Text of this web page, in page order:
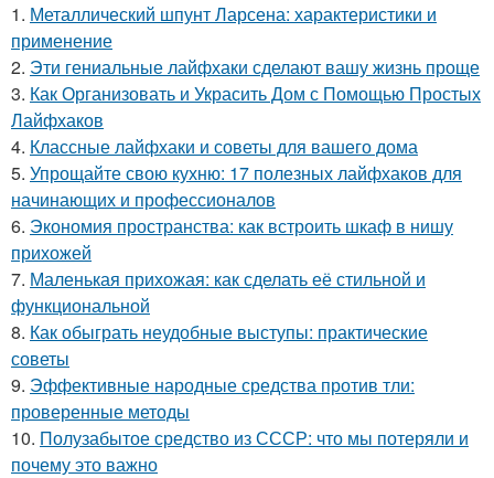
1. Металлический шпунт Ларсена: характеристики и
применение
2. Эти гениальные лайфхаки сделают вашу жизнь проще
3. Как Организовать и Украсить Дом с Помощью Простых
Лайфхаков
4. Классные лайфхаки и советы для вашего дома
5. Упрощайте свою кухню: 17 полезных лайфхаков для
начинающих и профессионалов
6. Экономия пространства: как встроить шкаф в нишу
прихожей
7. Маленькая прихожая: как сделать её стильной и
функциональной
8. Как обыграть неудобные выступы: практические
советы
9. Эффективные народные средства против тли:
проверенные методы
10. Полузабытое средство из СССР: что мы потеряли и
почему это важно